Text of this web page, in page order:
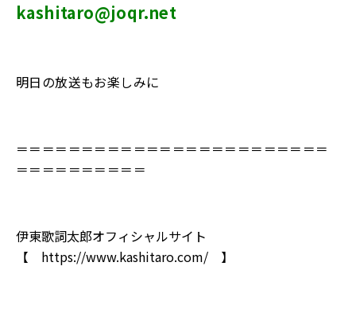
kashitaro@joqr.net
明日の放送もお楽しみに
＝＝＝＝＝＝＝＝＝＝＝＝＝＝＝＝＝＝＝＝＝＝＝＝
＝＝＝＝＝＝＝＝＝＝
伊東歌詞太郎オフィシャルサイト
【 https://www.kashitaro.com/ 】